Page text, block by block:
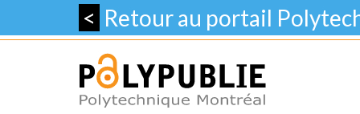
< Retour au portail